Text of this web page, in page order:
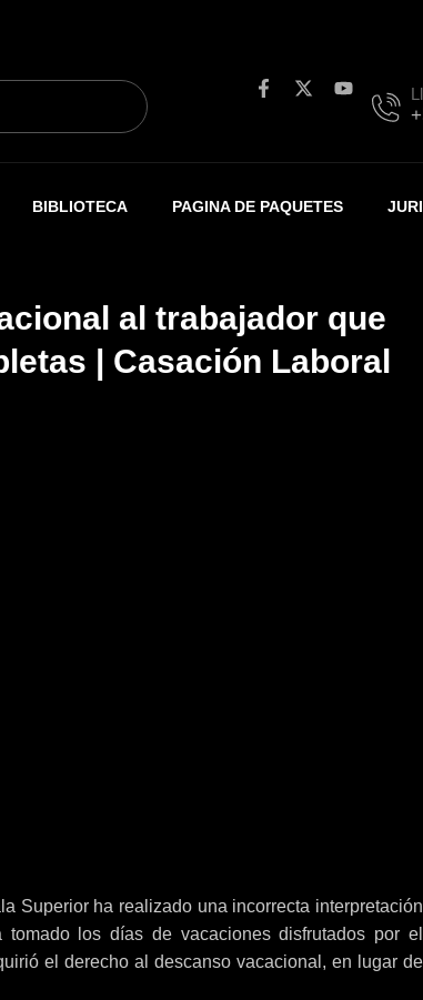
F
b
o
k
X
i
t
e
Y
u
e
BIBLIOTECA PAGINA DE PAQUETES
al trabajador que
| Casación Laboral
Superior ha realizado una incorrecta interpretación
los días de vacaciones disfrutados por el
el derecho al descanso vacacional, en lugar de